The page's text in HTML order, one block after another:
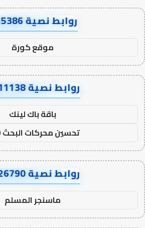
روابط نصية AA5386
موقع كورة
روابط نصية AA11138
باقة باك لينك
تحسين محركات البحث SEO
روابط نصية AA26790
ماسنجر المسلم